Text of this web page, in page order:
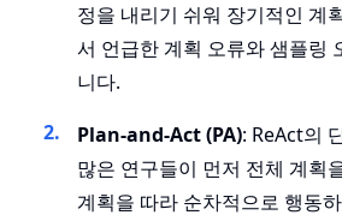
정을 내리기 쉬워 장기적인 계
서 언급한 계획 오류와 샘플링
니다.
Plan-and-Act (PA): ReAct의
많은 연구들이 먼저 전체 계획
계획을 따라 순차적으로 행동